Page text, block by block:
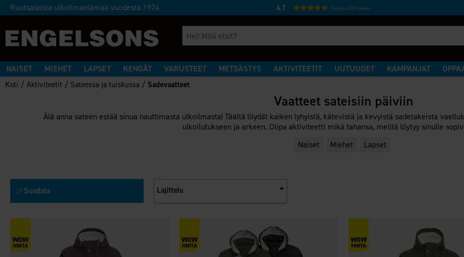
Ruotsalaista ulkoilmaelämää vuodesta 1974 4.7 Perustuu 27231 ääneen
NAISET MIEHET LAPSET KENGÄT VARUSTEET METSÄSTYS AKTIVITEETIT UUTUUDET KAMPANJAT
Koti /Aktiviteetit / Sateessa ja tuiskussa / Sadevaatteet
Vaatteet sateisiin päiviin
Älä anna sateen estää sinua nauttimasta ulkoilmasta! Täältä löydät kaiken lyhyistä, kätevistä ja kevyistä sadetakeista
ulkoilutukseen ja arkeen. Olipa aktiviteetti mikä tahansa, meiltä löytyy sinulle
Naiset
Miehet Lapset
Suodata Lajittelu